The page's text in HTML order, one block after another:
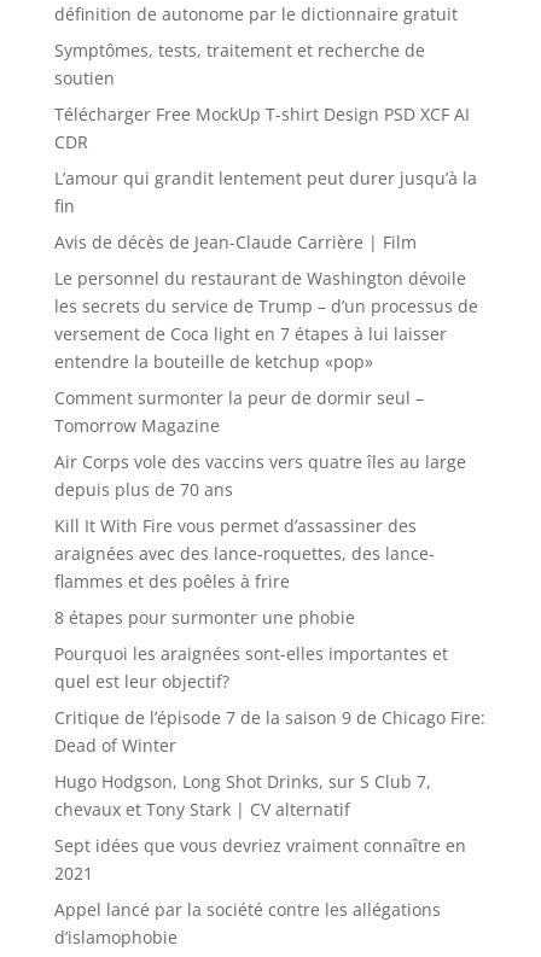
définition de autonome par le dictionnaire gratuit
Symptômes, tests, traitement et recherche de
soutien
Télécharger Free MockUp T-shirt Design PSD XCF AI
CDR
L’amour qui grandit lentement peut durer jusqu’à la
fin
Avis de décès de Jean-Claude Carrière | Film
Le personnel du restaurant de Washington dévoile
les secrets du service de Trump – d’un processus de
versement de Coca light en 7 étapes à lui laisser
entendre la bouteille de ketchup «pop»
Comment surmonter la peur de dormir seul –
Tomorrow Magazine
Air Corps vole des vaccins vers quatre îles au large
depuis plus de 70 ans
Kill It With Fire vous permet d’assassiner des
araignées avec des lance-roquettes, des lance-
flammes et des poêles à frire
8 étapes pour surmonter une phobie
Pourquoi les araignées sont-elles importantes et
quel est leur objectif?
Critique de l’épisode 7 de la saison 9 de Chicago Fire:
Dead of Winter
Hugo Hodgson, Long Shot Drinks, sur S Club 7,
chevaux et Tony Stark | CV alternatif
Sept idées que vous devriez vraiment connaître en
2021
Appel lancé par la société contre les allégations
d’islamophobie